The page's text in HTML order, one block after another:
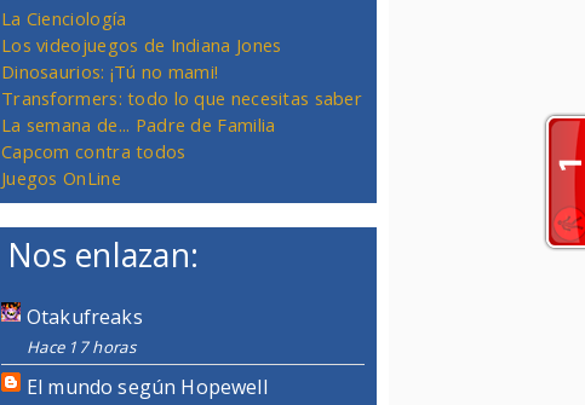
La Cienciología
Los videojuegos de Indiana Jones
Dinosaurios: ¡Tú no mami!
Transformers: todo lo que necesitas saber
La semana de... Padre de Familia
Capcom contra todos
Juegos OnLine
Nos enlazan:
Otakufreaks
Hace 17 horas
El mundo según Hopewell